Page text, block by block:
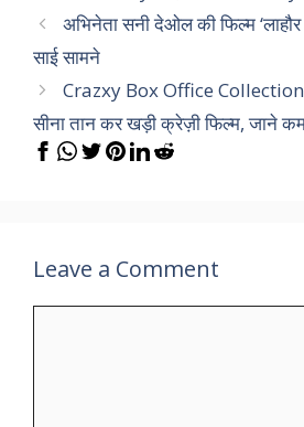
अभिनेता सनी देओल की फिल्म
साई सामने
Crazxy Box Office Collection
सीना तान कर खड़ी क्रेज़ी फिल्म, जाने
Leave a Comment